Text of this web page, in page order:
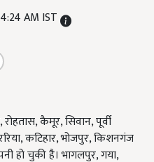
AM IST
कैमूर, सिवान, पूर्वी
कटिहार, भोजपुर, किशनगंज
हो चुकी है। भागलपुर, गया,